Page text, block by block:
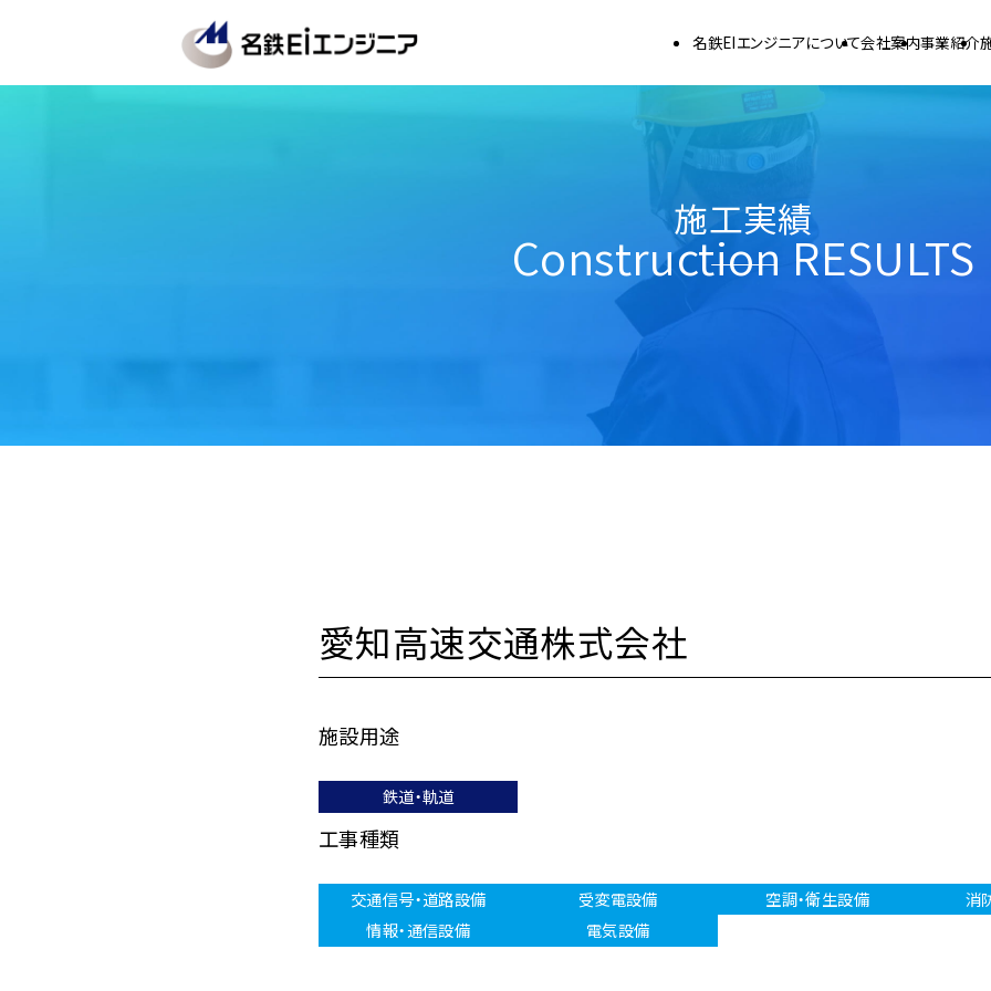
名鉄EIエンジニアについて会社案内事業紹介
施工実績
Construction RESULTS
愛知高速交通株式会社
施設用途
鉄道・軌道
工事種類
交通信号・道路設備 受変電設備 空調・衛生設備
消
情報・通信設備
電気設備